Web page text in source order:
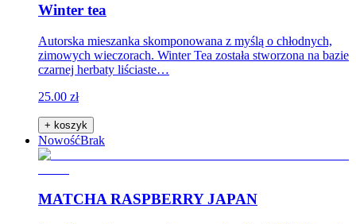
Winter tea
Autorska mieszanka skomponowana z myślą o chłodnych,
zimowych wieczorach. Winter Tea została stworzona na bazie
czarnej herbaty liściaste…
25.00 zł
+ koszyk
NowośćBrak
MATCHA RASPBERRY JAPAN